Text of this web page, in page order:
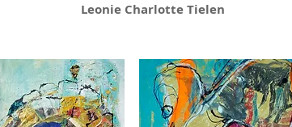
Leonie Charlotte Tielen